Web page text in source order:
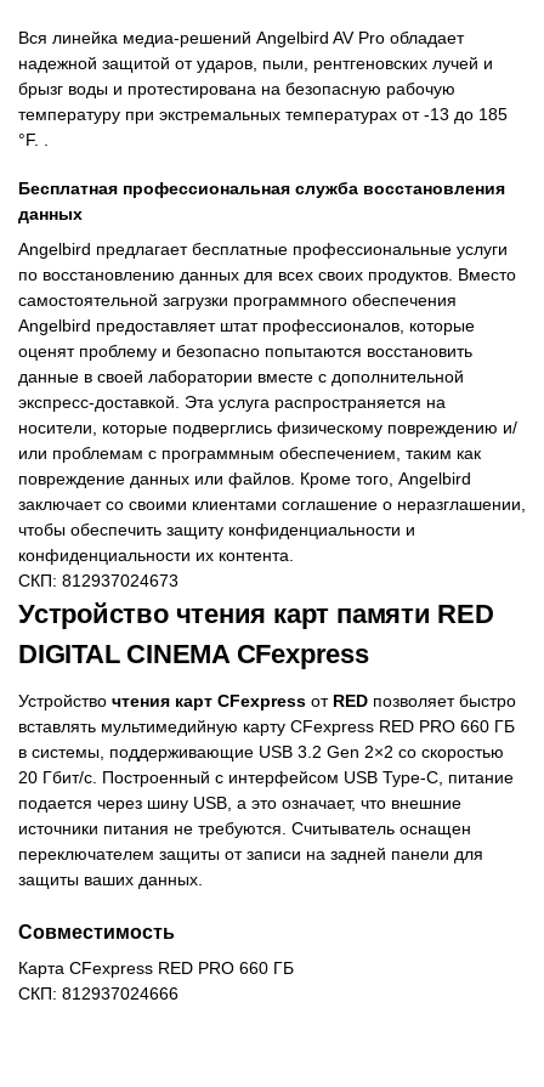
Вся линейка медиа-решений Angelbird AV Pro обладает
надежной защитой от ударов, пыли, рентгеновских лучей и
брызг воды и протестирована на безопасную рабочую
температуру при экстремальных температурах от -13 до 185
°F. .
Бесплатная профессиональная служба восстановления
данных
Angelbird предлагает бесплатные профессиональные услуги
по восстановлению данных для всех своих продуктов. Вместо
самостоятельной загрузки программного обеспечения
Angelbird предоставляет штат профессионалов, которые
оценят проблему и безопасно попытаются восстановить
данные в своей лаборатории вместе с дополнительной
экспресс-доставкой. Эта услуга распространяется на
носители, которые подверглись физическому повреждению и/
или проблемам с программным обеспечением, таким как
повреждение данных или файлов. Кроме того, Angelbird
заключает со своими клиентами соглашение о неразглашении,
чтобы обеспечить защиту конфиденциальности и
конфиденциальности их контента.
СКП: 812937024673
Устройство чтения карт памяти RED
DIGITAL CINEMA CFexpress
Устройство чтения карт CFexpress от RED позволяет быстро
вставлять мультимедийную карту CFexpress RED PRO 660 ГБ
в системы, поддерживающие USB 3.2 Gen 2×2 со скоростью
20 Гбит/с. Построенный с интерфейсом USB Type-C, питание
подается через шину USB, а это означает, что внешние
источники питания не требуются. Считыватель оснащен
переключателем защиты от записи на задней панели для
защиты ваших данных.
Совместимость
Карта CFexpress RED PRO 660 ГБ
СКП: 812937024666